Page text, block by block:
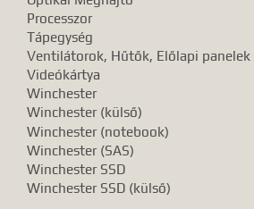
Processzor
Tápegység
Ventilátorok, Hűtők, Előlapi panelek
Videókártya
Winchester
Winchester (külső)
Winchester (notebook)
Winchester (SAS)
Winchester SSD
Winchester SSD (külső)